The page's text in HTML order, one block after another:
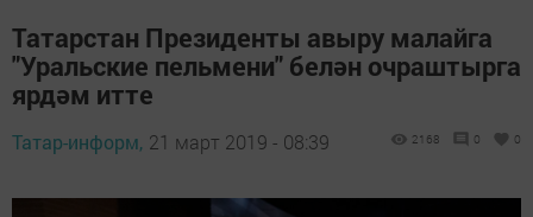
Татарстан Президенты авыру малайга
"Уральские пельмени" белән очраштырга
ярдәм итте
Татар-информ, 21 март 2019 - 08:39 2168 0 0